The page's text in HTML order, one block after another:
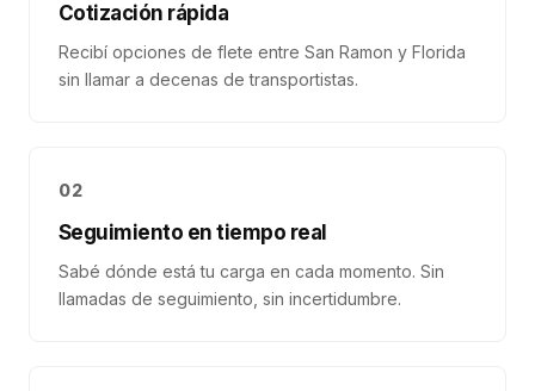
Cotización rápida
Recibí opciones de flete entre San Ramon y Florida
sin llamar a decenas de transportistas.
02
Seguimiento en tiempo real
Sabé dónde está tu carga en cada momento. Sin
llamadas de seguimiento, sin incertidumbre.